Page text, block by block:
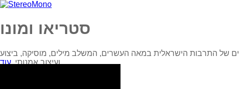
סטריאו ומונו
של התרבות הישראלית במאה העשרים, המשלב מילים, מוסיקה, ביצוע
ועיצוב אמנותי.עוד...